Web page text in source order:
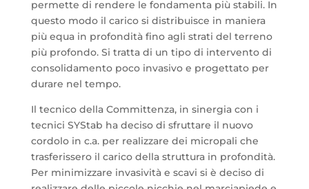
permette di rendere le fondamenta più stabili. In
questo modo il carico si distribuisce in maniera
più equa in profondità fino agli strati del terreno
più profondo. Si tratta di un tipo di intervento di
consolidamento poco invasivo e progettato per
durare nel tempo.
Il tecnico della Committenza, in sinergia con i
tecnici SYStab ha deciso di sfruttare il nuovo
cordolo in c.a. per realizzare dei micropali che
trasferissero il carico della struttura in profondità.
Per minimizzare invasività e scavi si è deciso di